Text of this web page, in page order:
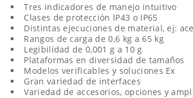
Tres indicadores de manejo intuitivo
Clases de protección IP43 o IP65
Distintas ejecuciones de material, ej:
Rangos de carga de 0,6 kg a 65 kg
Legibilidad de 0,001 g a 10 g
Plataformas en diversidad de tamaños
Modelos verificables y soluciones Ex
Gran variedad de interfaces
Variedad de accesorios, opciones y